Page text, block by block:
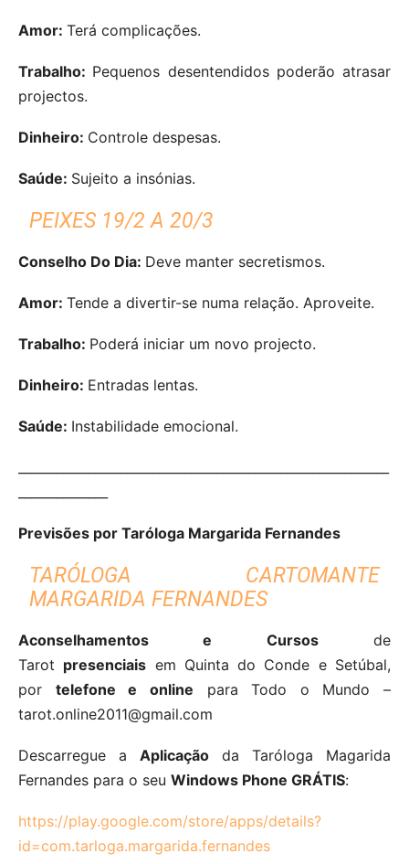
Amor: Terá complicações.
Trabalho: Pequenos desentendidos poderão atrasar
projectos.
Dinheiro: Controle despesas.
Saúde: Sujeito a insónias.
PEIXES 19/2 A 20/3
Conselho Do Dia: Deve manter secretismos.
Amor: Tende a divertir-se numa relação. Aproveite.
Trabalho: Poderá iniciar um novo projecto.
Dinheiro: Entradas lentas.
Saúde: Instabilidade emocional.
Previsões por Taróloga Margarida Fernandes
TARÓLOGA CARTOMANTE
MARGARIDA FERNANDES
Aconselhamentos e Cursosde
Tarot presenciais em Quinta do Conde e Setúbal,
por telefone e online para Todo o Mundo –
tarot.online2011@gmail.com
Descarregue a Aplicação da Taróloga Magarida
Fernandes para o seu Windows Phone GRÁTIS:
https://play.google.com/store/apps/details?
id=com.tarloga.margarida.fernandes